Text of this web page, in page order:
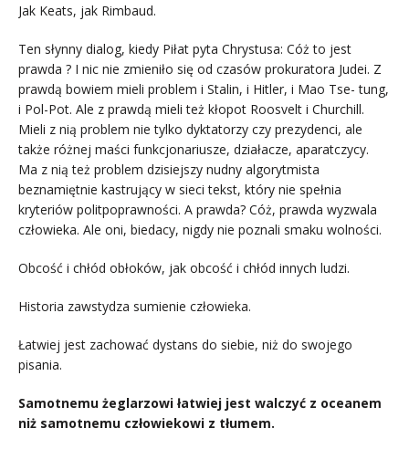
Jak Keats, jak Rimbaud.
Ten słynny dialog, kiedy Piłat pyta Chrystusa: Cóż to jest
prawda ? I nic nie zmieniło się od czasów prokuratora Judei. Z
prawdą bowiem mieli problem i Stalin, i Hitler, i Mao Tse- tung,
i Pol-Pot. Ale z prawdą mieli też kłopot Roosvelt i Churchill.
Mieli z nią problem nie tylko dyktatorzy czy prezydenci, ale
także różnej maści funkcjonariusze, działacze, aparatczycy.
Ma z nią też problem dzisiejszy nudny algorytmista
beznamiętnie kastrujący w sieci tekst, który nie spełnia
kryteriów politpoprawności. A prawda? Cóż, prawda wyzwala
człowieka. Ale oni, biedacy, nigdy nie poznali smaku wolności.
Obcość i chłód obłoków, jak obcość i chłód innych ludzi.
Historia zawstydza sumienie człowieka.
Łatwiej jest zachować dystans do siebie, niż do swojego
pisania.
Samotnemu żeglarzowi łatwiej jest walczyć z oceanem
niż samotnemu człowiekowi z tłumem.